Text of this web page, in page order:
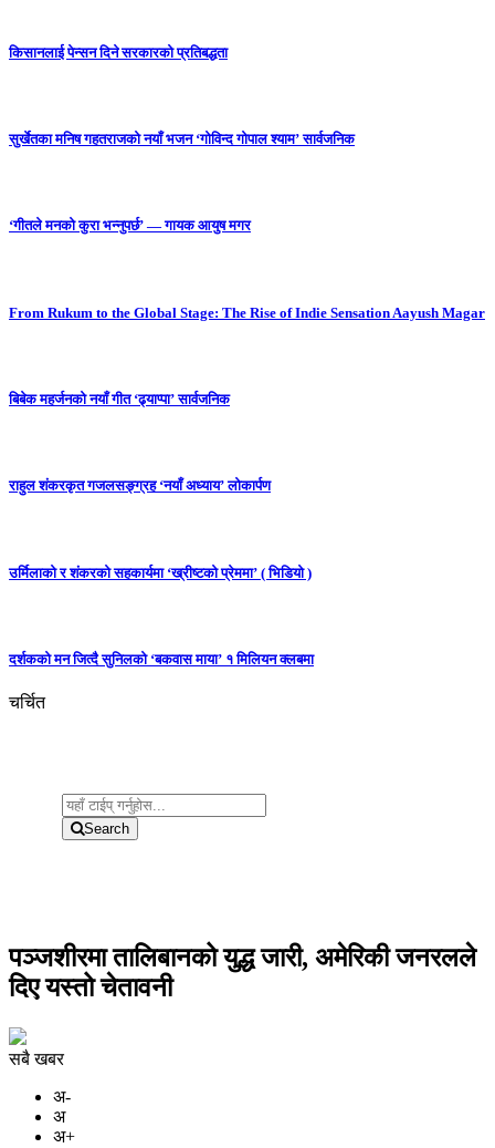
किसानलाई पेन्सन दिने सरकारको प्रतिबद्धता
सुर्खेतका मनिष गहतराजको नयाँ भजन ‘गोविन्द गोपाल श्याम’ सार्वजनिक
‘गीतले मनको कुरा भन्नुपर्छ’ — गायक आयुष मगर
From Rukum to the Global Stage: The Rise of Indie Sensation Aayush Magar
बिबेक महर्जनको नयाँ गीत ‘ढ्याप्पा’ सार्वजनिक
राहुल शंकरकृत गजलसङ्ग्रह ‘नयाँ अध्याय’ लोकार्पण
उर्मिलाको र शंकरको सहकार्यमा ‘ख्रीष्टको प्रेममा’ ( भिडियो )
दर्शकको मन जित्दै सुनिलको ‘बकवास माया’ १ मिलियन क्लबमा
चर्चित
Search
पञ्जशीरमा तालिबानको युद्ध जारी, अमेरिकी जनरलले
दिए यस्तो चेतावनी
सबै खबर
अ-
अ
अ+